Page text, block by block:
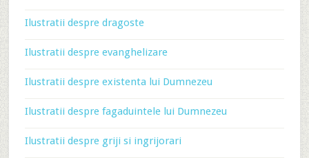
Ilustratii despre dragoste
Ilustratii despre evanghelizare
Ilustratii despre existenta lui Dumnezeu
Ilustratii despre fagaduintele lui Dumnezeu
Ilustratii despre griji si ingrijorari